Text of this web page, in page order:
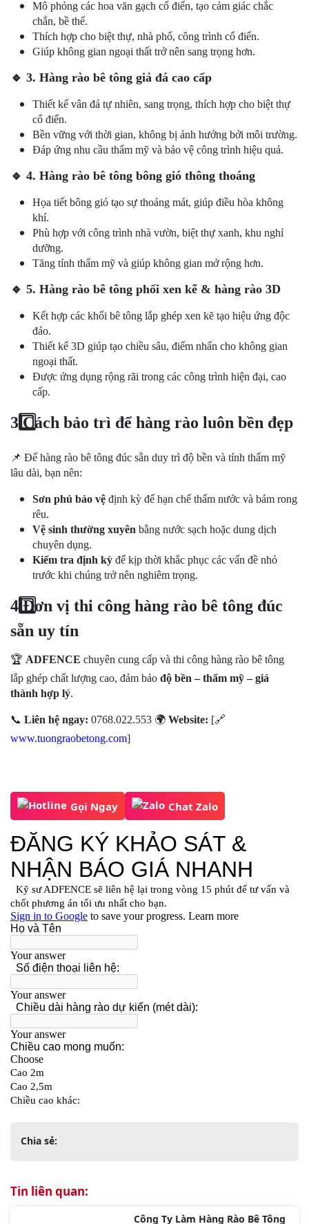
Mô phỏng các hoa văn gạch cổ điển, tạo cảm giác chắc
chắn, bề thế.
Thích hợp cho biệt thự, nhà phố, công trình cổ điển.
Giúp không gian ngoại thất trở nên sang trọng hơn.
🔹 3. Hàng rào bê tông giả đá cao cấp
Thiết kế vân đá tự nhiên, sang trọng, thích hợp cho biệt thự
cổ điển.
Bền vững với thời gian, không bị ảnh hưởng bởi môi trường.
Đáp ứng nhu cầu thẩm mỹ và bảo vệ công trình hiệu quả.
🔹 4. Hàng rào bê tông bông gió thông thoáng
Họa tiết bông gió tạo sự thoáng mát, giúp điều hòa không
khí.
Phù hợp với công trình nhà vườn, biệt thự xanh, khu nghỉ
dưỡng.
Tăng tính thẩm mỹ và giúp không gian mở rộng hơn.
🔹 5. Hàng rào bê tông phối xen kẽ & hàng rào 3D
Kết hợp các khối bê tông lắp ghép xen kẽ tạo hiệu ứng độc
đáo.
Thiết kế 3D giúp tạo chiều sâu, điểm nhấn cho không gian
ngoại thất.
Được ứng dụng rộng rãi trong các công trình hiện đại, cao
cấp.
3️Cách bảo trì để hàng rào luôn bền đẹp
📌 Để hàng rào bê tông đúc sẵn duy trì độ bền và tính thẩm mỹ
lâu dài, bạn nên:
Sơn phủ bảo vệ định kỳ để hạn chế thấm nước và bám rong
rêu.
Vệ sinh thường xuyên bằng nước sạch hoặc dung dịch
chuyên dụng.
Kiểm tra định kỳ để kịp thời khắc phục các vấn đề nhỏ
trước khi chúng trở nên nghiêm trọng.
4️Đơn vị thi công hàng rào bê tông đúc
sẵn uy tín
🏆 ADFENCE chuyên cung cấp và thi công hàng rào bê tông
lắp ghép chất lượng cao, đảm bảo độ bền – thẩm mỹ – giá
thành hợp lý.
📞 Liên hệ ngay: 0768.022.553 🌍 Website: [🔗
www.tuongraobetong.com]
Gọi Ngay Chat Zalo
Chia sẻ:
Tin liên quan:
Công Ty Làm Hàng Rào Bê Tông